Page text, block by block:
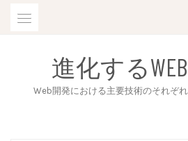
進化する
Web開発における主要技術のそれぞ